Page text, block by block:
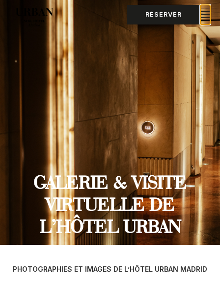
RÉSERVER
GALERIE & VISITE
VIRTUELLE DE
L’HÔTEL URBAN
PHOTOGRAPHIES ET IMAGES DE L’HÔTEL URBAN MADRID